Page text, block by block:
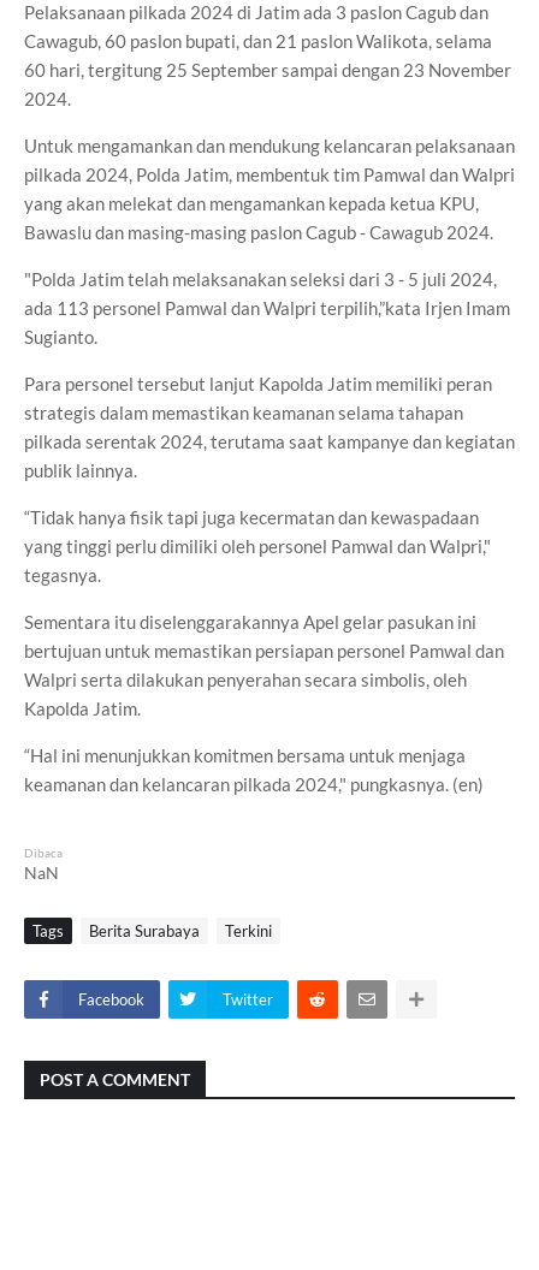
Pelaksanaan pilkada 2024 di Jatim ada 3 paslon Cagub dan
Cawagub, 60 paslon bupati, dan 21 paslon Walikota, selama
60 hari, tergitung 25 September sampai dengan 23 November
2024.
Untuk mengamankan dan mendukung kelancaran pelaksanaan
pilkada 2024, Polda Jatim, membentuk tim Pamwal dan Walpri
yang akan melekat dan mengamankan kepada ketua KPU,
Bawaslu dan masing-masing paslon Cagub - Cawagub 2024.
"Polda Jatim telah melaksanakan seleksi dari 3 - 5 juli 2024,
ada 113 personel Pamwal dan Walpri terpilih,”kata Irjen Imam
Sugianto.
Para personel tersebut lanjut Kapolda Jatim memiliki peran
strategis dalam memastikan keamanan selama tahapan
pilkada serentak 2024, terutama saat kampanye dan kegiatan
publik lainnya.
“Tidak hanya fisik tapi juga kecermatan dan kewaspadaan
yang tinggi perlu dimiliki oleh personel Pamwal dan Walpri,"
tegasnya.
Sementara itu diselenggarakannya Apel gelar pasukan ini
bertujuan untuk memastikan persiapan personel Pamwal dan
Walpri serta dilakukan penyerahan secara simbolis, oleh
Kapolda Jatim.
“Hal ini menunjukkan komitmen bersama untuk menjaga
keamanan dan kelancaran pilkada 2024," pungkasnya. (en)
Dibaca
NaN
Tags Berita Surabaya Terkini
Facebook Twitter
POST A COMMENT